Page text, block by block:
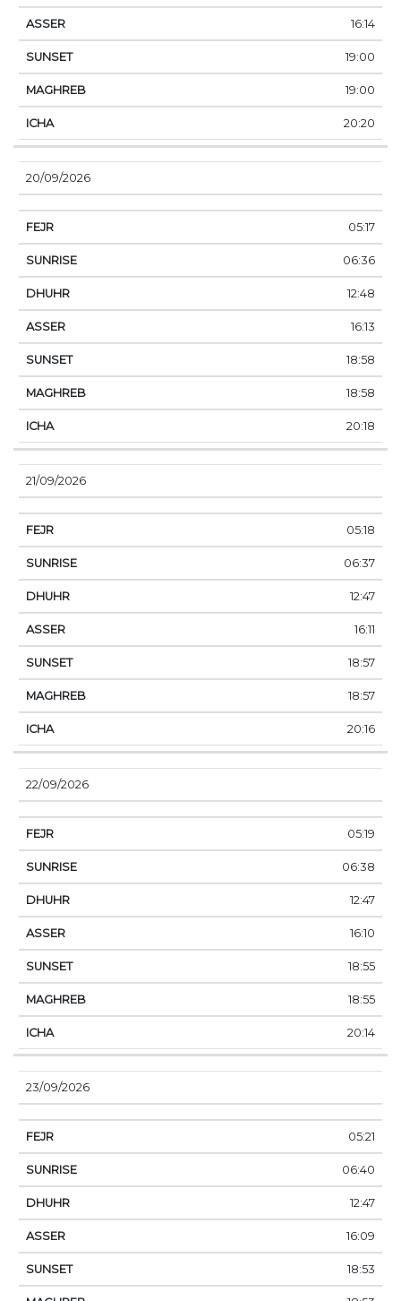
16:14
19:00
19:00
20:20
20/09/2026
05:17
06:36
12:48
16:13
18:58
18:58
20:18
21/09/2026
05:18
06:37
12:47
16:11
18:57
18:57
20:16
22/09/2026
05:19
06:38
12:47
16:10
18:55
18:55
20:14
23/09/2026
05:21
06:40
12:47
16:09
18:53